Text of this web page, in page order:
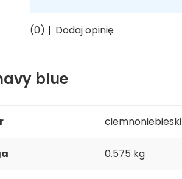
(0) Dodaj opinię
blue
ciemnoniebieski
0.575 kg